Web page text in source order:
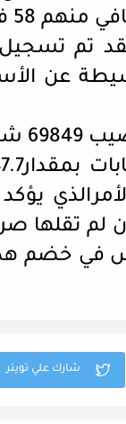
عن
آخراً.
لم تقلها
في خضم